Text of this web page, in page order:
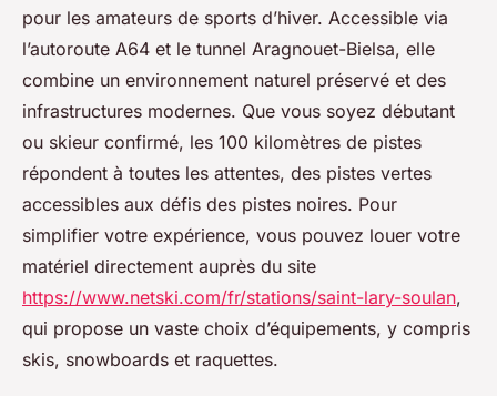
pour les amateurs de sports d’hiver. Accessible via
l’autoroute A64 et le tunnel Aragnouet-Bielsa, elle
combine un environnement naturel préservé et des
infrastructures modernes. Que vous soyez débutant
ou skieur confirmé, les 100 kilomètres de pistes
répondent à toutes les attentes, des pistes vertes
accessibles aux défis des pistes noires. Pour
simplifier votre expérience, vous pouvez louer votre
matériel directement auprès du site
https://www.netski.com/fr/stations/saint-lary-soulan,
qui propose un vaste choix d’équipements, y compris
skis, snowboards et raquettes.